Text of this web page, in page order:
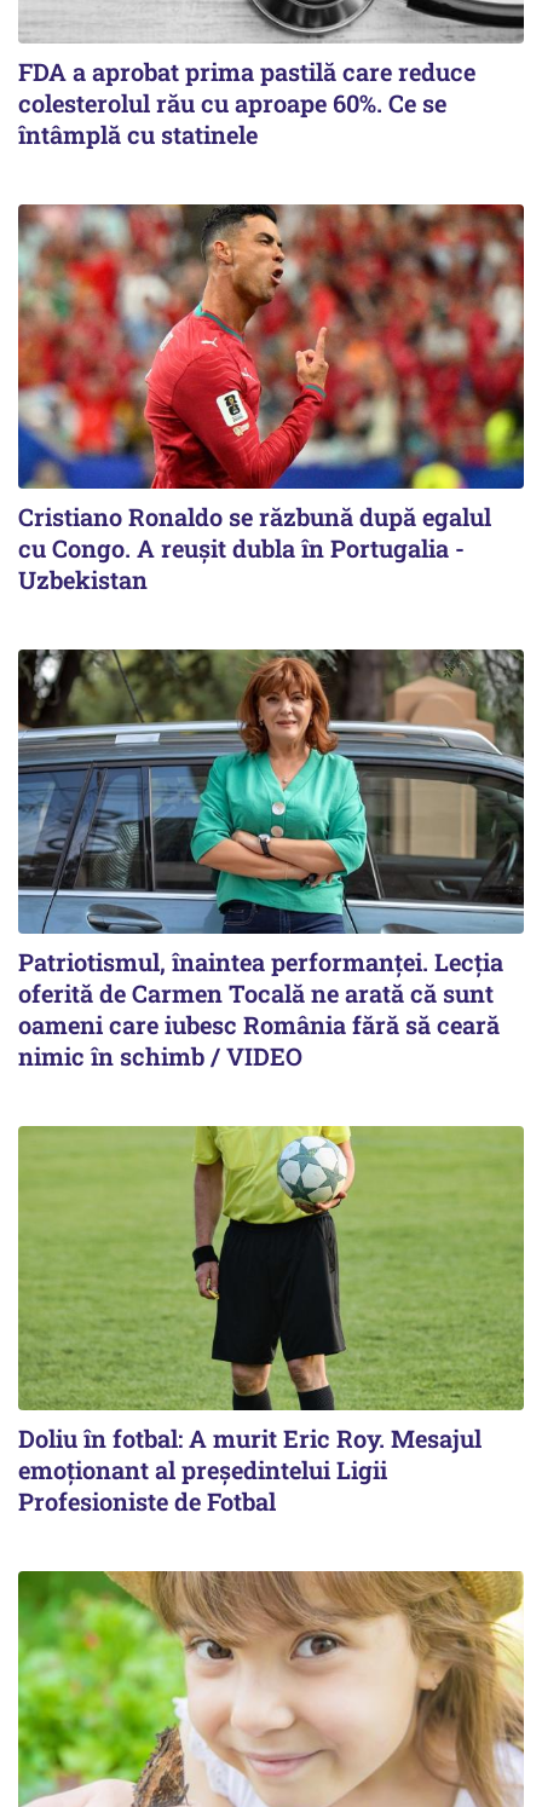
FDA a aprobat prima pastilă care reduce
colesterolul rău cu aproape 60%. Ce se
întâmplă cu statinele
Cristiano Ronaldo se răzbună după egalul
cu Congo. A reușit dubla în Portugalia -
Uzbekistan
Patriotismul, înaintea performanței. Lecția
oferită de Carmen Tocală ne arată că sunt
oameni care iubesc România fără să ceară
nimic în schimb / VIDEO
Doliu în fotbal: A murit Eric Roy. Mesajul
emoționant al preşedintelui Ligii
Profesioniste de Fotbal